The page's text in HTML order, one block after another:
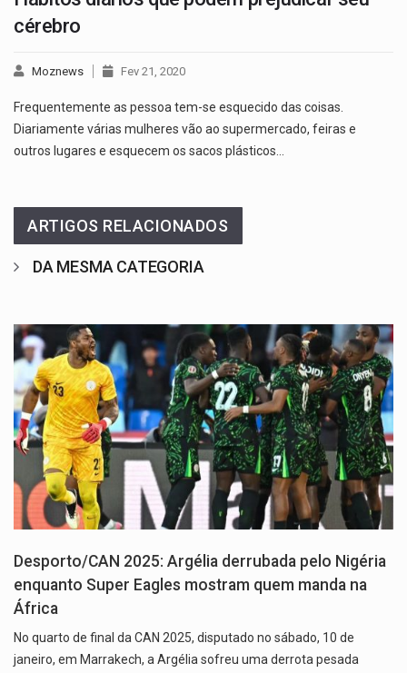
cérebro
Moznews Fev 21, 2020
Frequentemente as pessoa tem-se esquecido das coisas.
Diariamente várias mulheres vão ao supermercado, feiras e
outros lugares e esquecem os sacos plásticos…
ARTIGOS RELACIONADOS
DA MESMA CATEGORIA
Desporto/CAN 2025: Argélia derrubada pelo Nigéria
enquanto Super Eagles mostram quem manda na
África
No quarto de final da CAN 2025, disputado no sábado, 10 de
janeiro, em Marrakech, a Argélia sofreu uma derrota pesada